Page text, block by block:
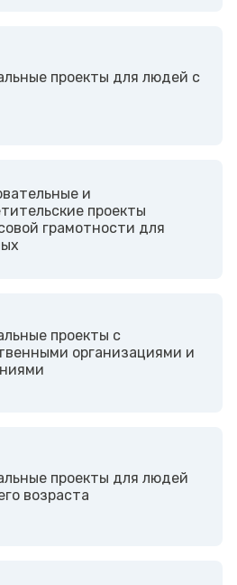
проекты для людей с
и
проекты
грамотности для
проекты с
организациями и
проекты для людей
возраста